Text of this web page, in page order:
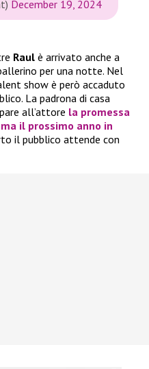
December 19, 2024
Raul è arrivato anche a
per una notte. Nel
show è però accaduto
La padrona di casa
all’attore la promessa
il prossimo anno in
il pubblico attende con